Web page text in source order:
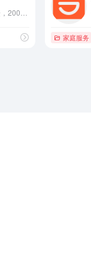
家庭服务